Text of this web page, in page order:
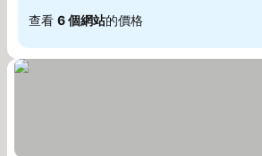
查看 6 個網站的價格